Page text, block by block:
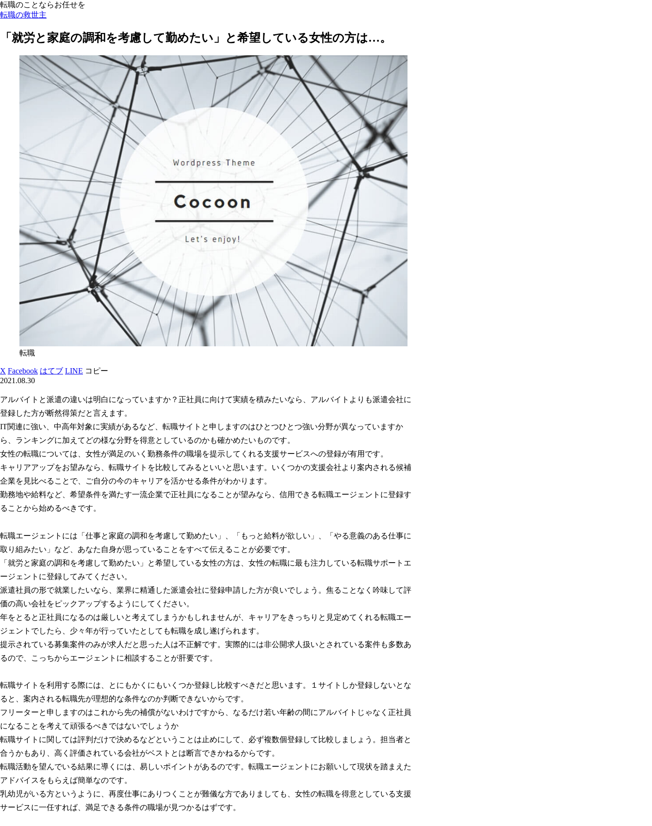
転職のことならお任せを
転職の救世主
「就労と家庭の調和を考慮して勤めたい」と希望している女性の方は…。
転職
X Facebook はてブ LINE コピー
2021.08.30
アルバイトと派遣の違いは明白になっていますか？正社員に向けて実績を積みたいなら、アルバイトよりも派遣会社に
登録した方が断然得策だと言えます。
IT関連に強い、中高年対象に実績があるなど、転職サイトと申しますのはひとつひとつ強い分野が異なっていますか
ら、ランキングに加えてどの様な分野を得意としているのかも確かめたいものです。
女性の転職については、女性が満足のいく勤務条件の職場を提示してくれる支援サービスへの登録が有用です。
キャリアアップをお望みなら、転職サイトを比較してみるといいと思います。いくつかの支援会社より案内される候補
企業を見比べることで、ご自分の今のキャリアを活かせる条件がわかります。
勤務地や給料など、希望条件を満たす一流企業で正社員になることが望みなら、信用できる転職エージェントに登録す
ることから始めるべきです。
転職エージェントには「仕事と家庭の調和を考慮して勤めたい」、「もっと給料が欲しい」、「やる意義のある仕事に
取り組みたい」など、あなた自身が思っていることをすべて伝えることが必要です。
「就労と家庭の調和を考慮して勤めたい」と希望している女性の方は、女性の転職に最も注力している転職サポートエ
ージェントに登録してみてください。
派遣社員の形で就業したいなら、業界に精通した派遣会社に登録申請した方が良いでしょう。焦ることなく吟味して評
価の高い会社をピックアップするようにしてください。
年をとると正社員になるのは厳しいと考えてしまうかもしれませんが、キャリアをきっちりと見定めてくれる転職エー
ジェントでしたら、少々年が行っていたとしても転職を成し遂げられます。
提示されている募集案件のみが求人だと思った人は不正解です。実際的には非公開求人扱いとされている案件も多数あ
るので、こっちからエージェントに相談することが肝要です。
転職サイトを利用する際には、とにもかくにもいくつか登録し比較すべきだと思います。１サイトしか登録しないとな
ると、案内される転職先が理想的な条件なのか判断できないからです。
フリーターと申しますのはこれから先の補償がないわけですから、なるだけ若い年齢の間にアルバイトじゃなく正社員
になることを考えて頑張るべきではないでしょうか
転職サイトに関しては評判だけで決めるなどということは止めにして、必ず複数個登録して比較しましょう。担当者と
合うかもあり、高く評価されている会社がベストとは断言できかねるからです。
転職活動を望んでいる結果に導くには、易しいポイントがあるのです。転職エージェントにお願いして現状を踏まえた
アドバイスをもらえば簡単なのです。
乳幼児がいる方というように、再度仕事にありつくことが難儀な方でありましても、女性の転職を得意としている支援
サービスに一任すれば、満足できる条件の職場が見つかるはずです。